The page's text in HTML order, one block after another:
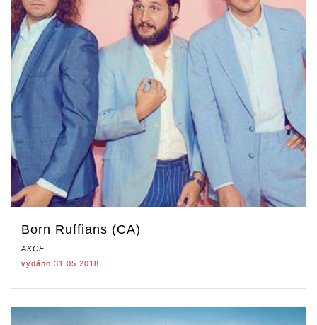
Born Ruffians (CA)
AKCE
vydáno 31.05.2018